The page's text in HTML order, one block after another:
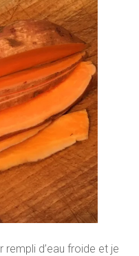
rempli d’eau froide et je